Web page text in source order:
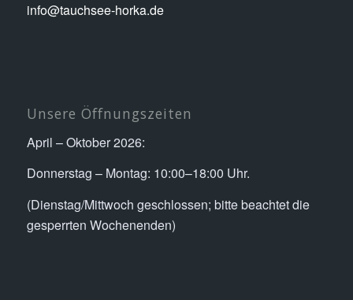
info@tauchsee-horka.de
Unsere Öffnungszeiten
April – Oktober 2026:
Donnerstag – Montag: 10:00–18:00 Uhr.
(Dienstag/Mittwoch geschlossen; bitte beachtet die
gesperrten Wochenenden)